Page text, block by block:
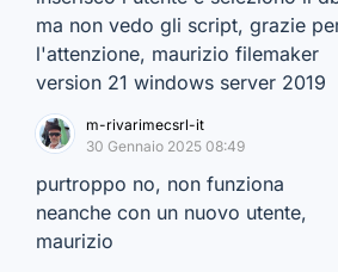
ma non vedo gli script, grazie
l'attenzione, maurizio filemaker
version 21 windows server 2019
m-rivarimecsrl-it
30 Gennaio 2025 08:49
purtroppo no, non funziona
neanche con un nuovo utente,
maurizio